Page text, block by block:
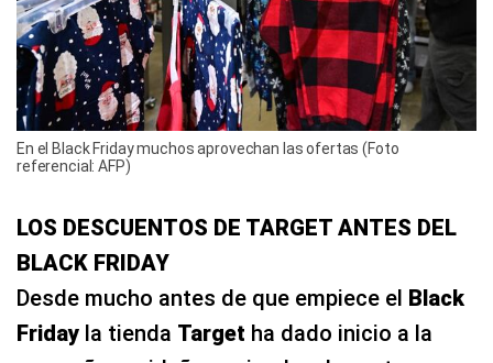
En el Black Friday muchos aprovechan las ofertas (Foto
referencial: AFP)
LOS DESCUENTOS DE TARGET ANTES DEL
BLACK FRIDAY
Desde mucho antes de que empiece el Black
Friday la tienda Target ha dado inicio a la